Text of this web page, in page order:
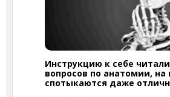
Инструкцию к себе
вопросов по анатомии, на
спотыкаются даже